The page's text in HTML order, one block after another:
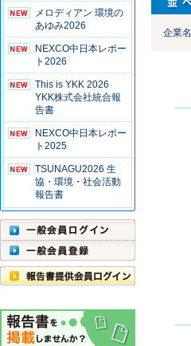
メロディアン 環境の
あゆみ2026
NEXCO中日本レポー
ト2026
This is YKK 2026
YKK株式会社統合報
告書
NEXCO中日本レポー
ト2025
TSUNAGU2026 生
協・環境・社会活動
報告書
企業名